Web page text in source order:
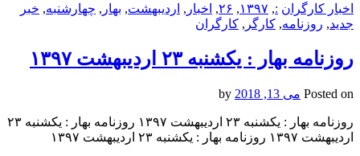
اخبار کارگران :
, ۱۳۹۷, ۲۶, اخبار , ارديبهشت, بهار , چهارشنبه, خبر
جدید, روزنامه, کارگر , کارگران
روزنامه بهار : یکشنبه‌ ۲۳ ارديبهشت ۱۳۹۷
Posted on می 13, 2018
روزنامه بهار : یکشنبه‌ ۲۳ ارديبهشت ۱۳۹۷ روزنامه بهار : یکشنبه‌ ۲۳
ارديبهشت ۱۳۹۷ روزنامه بهار : یکشنبه‌ ۲۳ ارديبهشت ۱۳۹۷